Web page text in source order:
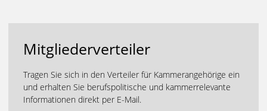
Mitgliederverteiler
Tragen Sie sich in den Verteiler für Kammerangehörige ein
und erhalten Sie berufspolitische und kammerrelevante
Informationen direkt per E-Mail.